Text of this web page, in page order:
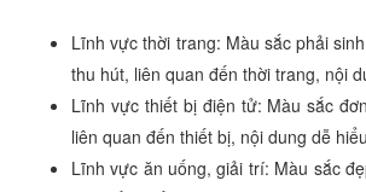
Lĩnh vực thời trang: Màu sắc phải
thu hút, liên quan đến thời trang, nội
Lĩnh vực thiết bị điện tử: Màu sắc
liên quan đến thiết bị, nội dung dễ
Lĩnh vực ăn uống, giải trí: Màu sắc